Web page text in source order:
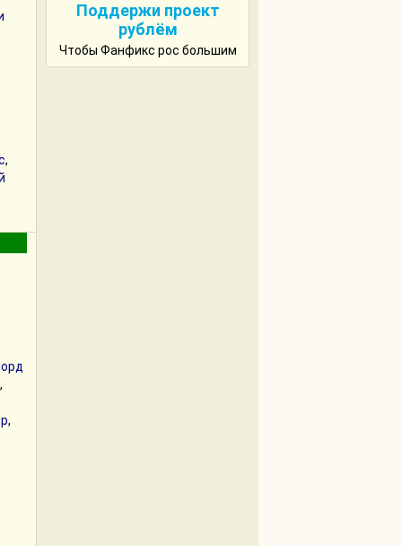
,
,
,
Поддержи проект
рублём
Чтобы Фанфикс рос большим